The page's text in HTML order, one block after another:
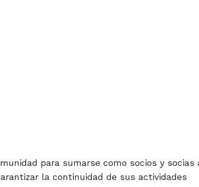
para sumarse como socios y socias
la continuidad de sus actividades